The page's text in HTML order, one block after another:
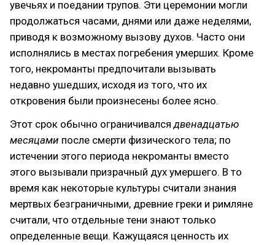
увечьях и поедании трупов. Эти церемонии могли
продолжаться часами, днями или даже неделями,
приводя к возможному вызову духов. Часто они
исполнялись в местах погребения умерших. Кроме
того, некроманты предпочитали вызывать
недавно ушедших, исходя из того, что их
откровения были произнесены более ясно.
Этот срок обычно ограничивалсядвенадцатью
месяцами после смерти физического тела; по
истечении этого периода некроманты вместо
этого вызывали призрачный дух умершего. В то
время как некоторые культуры считали знания
мертвых безграничными, древние греки и римляне
считали, что отдельные тени знают только
определенные вещи. Кажущаяся ценность их